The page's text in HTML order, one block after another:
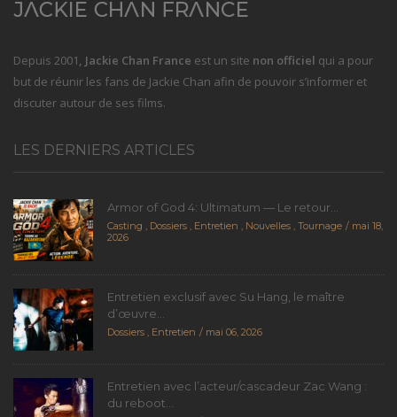
Depuis 2001 , Jackie Chan France est un site non officiel qui a pour
but de réunir les fans de Jackie Chan afin de pouvoir s’informer et
discuter autour de ses films.
LES DERNIERS ARTICLES
Armor of God 4: Ultimatum — Le retour...
Casting Dossiers Entretien Nouvelles Tournage
mai 18,
2026
Entretien exclusif avec Su Hang, le maître
d’œuvre...
Dossiers Entretien mai 06, 2026
Entretien avec l’acteur/cascadeur Zac Wang :
du reboot...